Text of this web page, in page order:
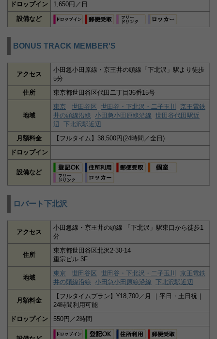
ドロップイン
1,650円／日
設備など
BONUS TRACK MEMBER'S
アクセス
小田急小田原線・京王井の頭線「下北沢」駅より徒歩
5分
住所
東京都世田谷区代田二丁目36番15号
地域
東京 世田谷区 世田谷・下北沢・二子玉川
京王電鉄
井の頭線沿線 小田急小田原線沿線 世田谷代田駅近
辺 下北沢駅近辺
月額料金
【フルタイム】38,500円(24時間／全日)
ドロップイン
設備など
ロバート下北沢
アクセス
小田急線・京王井の頭線 「下北沢」駅東口から徒歩1
分
住所
東京都世田谷区北沢2-30-14
重宗ビル 3F
地域
東京 世田谷区 世田谷・下北沢・二子玉川
京王電鉄
井の頭線沿線 小田急小田原線沿線 下北沢駅近辺
月額料金
【フルタイムプラン】¥18,700／月 ｜平日・土日祝｜
24時間利用可能
ドロップイン
550円／2時間